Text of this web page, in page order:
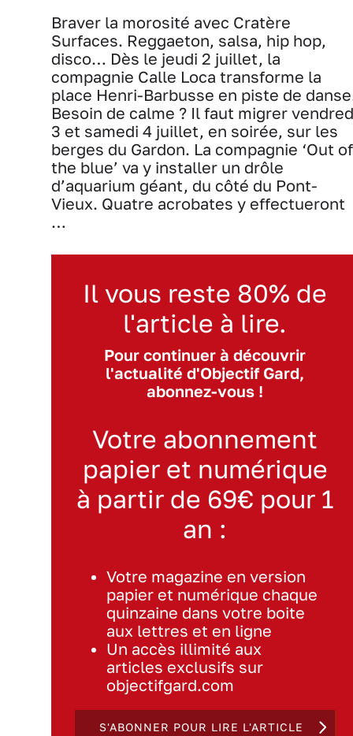
Braver la morosité avec Cratère
Surfaces. Reggaeton, salsa, hip hop,
disco… Dès le jeudi 2 juillet, la
compagnie Calle Loca transforme la
place Henri-Barbusse en piste de
Besoin de calme ? Il faut migrer
3 et samedi 4 juillet, en soirée, sur les
berges du Gardon. La compagnie ‘Out of
the blue’ va y installer un drôle
d’aquarium géant, du côté du Pont-
Vieux. Quatre acrobates y effectueront
…
Il vous reste 80% de
l'article à lire.
Pour continuer à découvrir
l'actualité d'Objectif Gard,
abonnez-vous !
Votre abonnement
papier et numérique
à partir de 69€ pour 1
an :
Votre magazine en version
papier et numérique chaque
quinzaine dans votre boite
aux lettres et en ligne
Un accès illimité aux
articles exclusifs sur
objectifgard.com
S'ABONNER POUR LIRE L'ARTICLE